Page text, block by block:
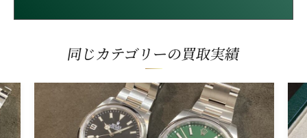
同じカテゴリーの買取実績